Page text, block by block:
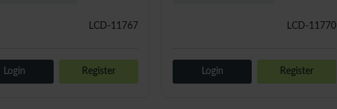
LCD-11767
Login Register
LCD-11770
Login Register